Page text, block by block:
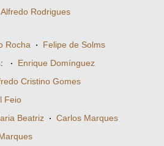
Alfredo Rodrigues
Rocha · Felipe de Solms
· Enrique Domínguez
Cristino Gomes
Feio
Beatriz · Carlos Marques